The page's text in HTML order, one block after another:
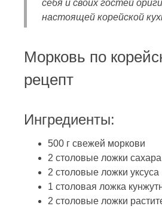
себя и своих гостей
настоящей корейской
Морковь по
рецепт
Ингредиенты:
500 г свежей моркови
2 столовые ложки сахара
2 столовые ложки уксуса
1 столовая ложка
2 столовые ложки